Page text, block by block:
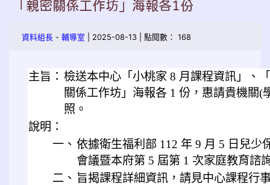
「親密關係工作坊」海報各1份
資料組長 - 輔導室 | 2025-08-13 | 點閱數： 168
主旨： 檢送本中心「小桃家 8 月課程資訊」、
關係工作坊」海報各 1 份，惠請貴機關(
照。
說明：
一、 依據衛生福利部 112 年 9 月 5 日兒少
會議暨本府第 5 屆第 1 次家庭教育諮
二、 旨揭課程詳細資訊，請見中心課程行